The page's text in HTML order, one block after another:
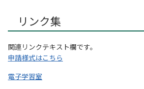
リンク集
関連リンクテキスト欄です。
申請様式はこちら
電子学習室